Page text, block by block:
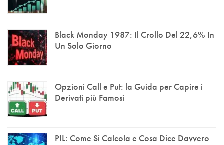
Black Monday 1987: Il Crollo Del 22,6% In
Un Solo Giorno
Opzioni Call e Put: la Guida per Capire i
Derivati più Famosi
PIL: Come Si Calcola e Cosa Dice Davvero